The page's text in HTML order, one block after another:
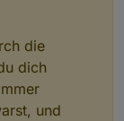
die
dich
und